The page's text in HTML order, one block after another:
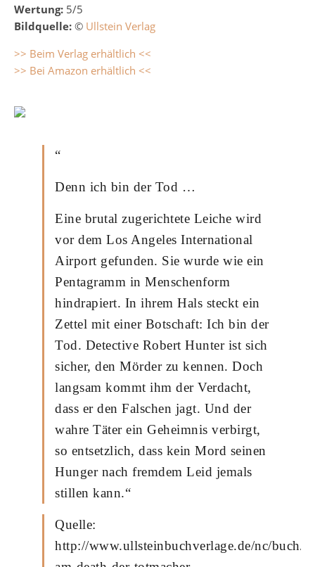
Wertung: 5/5
Bildquelle: © Ullstein Verlag
>> Beim Verlag erhältlich <<
>> Bei Amazon erhältlich <<
“
Denn ich bin der Tod …
Eine brutal zugerichtete Leiche wird
vor dem Los Angeles International
Airport gefunden. Sie wurde wie ein
Pentagramm in Menschenform
hindrapiert. In ihrem Hals steckt ein
Zettel mit einer Botschaft: Ich bin der
Tod. Detective Robert Hunter ist sich
sicher, den Mörder zu kennen. Doch
langsam kommt ihm der Verdacht,
dass er den Falschen jagt. Und der
wahre Täter ein Geheimnis verbirgt,
so entsetzlich, dass kein Mord seinen
Hunger nach fremdem Leid jemals
stillen kann.“
Quelle:
http://www.ullsteinbuchverlage.de/nc/buch/